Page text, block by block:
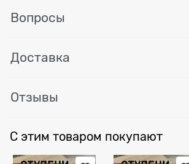
Вопросы
Доставка
Отзывы
С этим товаром покупают